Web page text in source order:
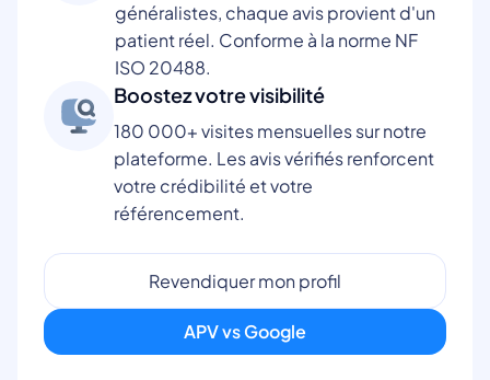
généralistes, chaque avis provient d'un
patient réel. Conforme à la norme NF
ISO 20488.
Boostez votre visibilité
180 000+ visites mensuelles sur notre
plateforme. Les avis vérifiés renforcent
votre crédibilité et votre
référencement.
Revendiquer mon profil
APV vs Google